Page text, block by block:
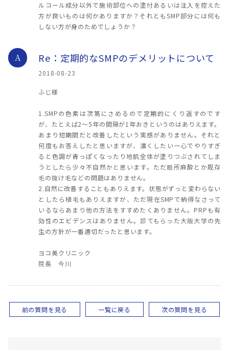
ルコール成分以外で施術部位への塗付あるいは注入を控えた
方が良いものは何かありますか？それともSMP部分には何も
しない方が身のためでしょうか？
A Re：定期的なSMPのデメリットについて
2018-08-23
ふじ様
1.SMPの色素は次第にさめるので定期的にくり返すのです
が、たとえば2～5年の間隔が1年おきというのはありえます。
あまり短期間だと改善したという実感がありません。それと
何度もお答えしたと思いますが、濃くしたい一心でやりすぎ
ると色調が青っぽくなったり地肌全体が塗りつぶされてしま
うとしたら少々不自然かと思います。ただ局所麻酔とか既存
毛の抜け毛などの問題はありません。
2.自然に改善することもありえます。状態がずっと変わらない
としたら植毛もありえますが、ただ現在SMPで納得なさって
いるならあまり他の方法をすすめたくありません。PRPも有
効性のエビデンスはありません。診てもらった大阪大学の先
生の方針が一番適切だったと思います。
ヨコ美クリニック
院長 今川
前の質問を見る 一覧に戻る 次の質問を見る